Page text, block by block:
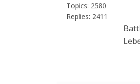
Topics: 2580
Replies: 2411